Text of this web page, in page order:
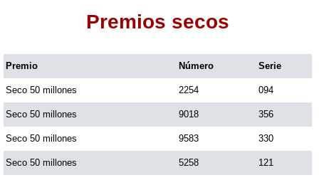
Dorado Mañana
Dorado Noche
Fantástica Día
Premios secos
Premio Número Serie
Seco 50 millones 2254 094
Seco 50 millones 9018 356
Seco 50 millones 9583 330
Seco 50 millones 5258 121